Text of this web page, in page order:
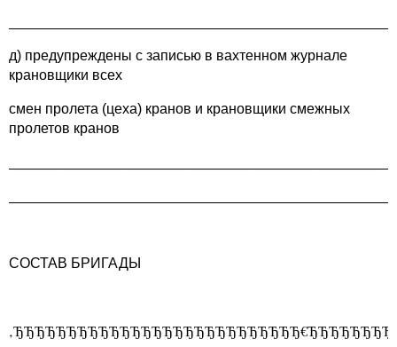
д) предупреждены с записью в вахтенном журнале
крановщики всех
смен пролета (цеха) кранов и крановщики смежных
пролетов кранов
СОСТАВ БРИГАДЫ